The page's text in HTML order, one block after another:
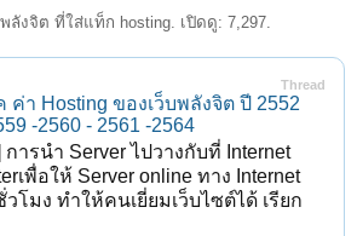
ลังจิต ที่ใส่แท็ก hosting. เปิดดู: 7,297.
Thread
ค่า Hosting ของเว็บพลังจิต ปี 2552
-2560 - 2561 -2564
การนำ Server ไปวางกับที่ Internet
เพื่อให้ Server online ทาง Internet
โมง ทำให้คนเยี่ยมเว็บไซต์ได้ เรียก